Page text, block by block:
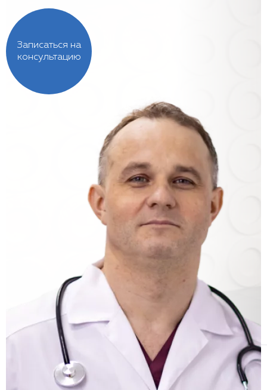
Записаться на
консультацию